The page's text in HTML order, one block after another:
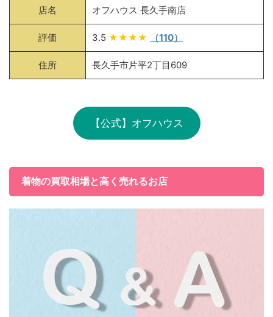
店名 オフハウス 長久手南店
評価 3.5 ★★★★ （110）
住所 長久手市片平2丁目609
【公式】オフハウス
着物の買取相場と高く売れるお店